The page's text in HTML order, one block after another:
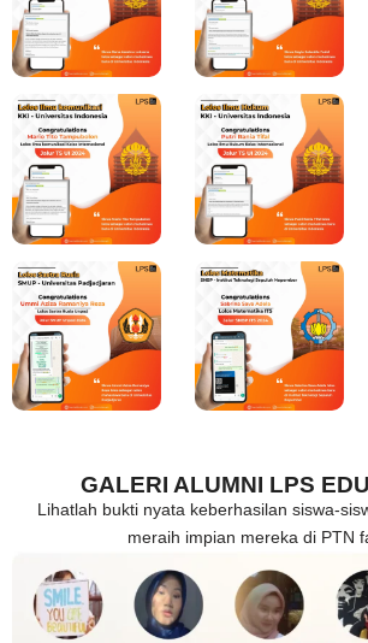
GALERI ALUMNI LPS
Lihatlah bukti nyata keberhasilan siswa-
meraih impian mereka di PTN